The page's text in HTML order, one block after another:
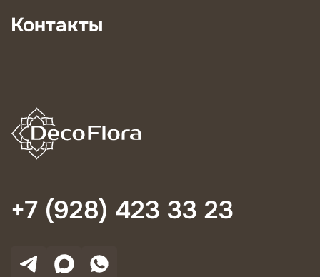
Контакты
+7 (928) 423 33 23